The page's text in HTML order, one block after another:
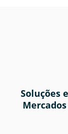
Soluções e
Mercados